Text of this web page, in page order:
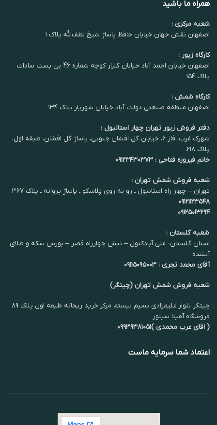
همراه ما باشید
شعبه مرکزی :
اصفهان نقش جهان خیابان حافظ پاساژ شیخ لطف‌الله پلاک ۱
کارگاه زیور :
اصفهان خیابان احمد آباد خیابان گلزار کوچه شماره 46 بن بست سادات
پلاک ۱۵۴
کارگاه شمش :
اصفهان منطقه صنعتی دولت آباد خیابان شهریار پلاک ۱۳۴
دفتر فروش زیور تهران چهار استانبول :
شهرک غرب، فاز ۶، خیابان گل افشان جنوبی، پاساژ گل افشان، طبقه اول،
پلاک ۲۱۸.
خانم فیروزه فتاحی : ۰۹۱۲۳۴۳۰۳۷۳
شعبه فروش شمش تهران :
تهران – چهار راه استانبول ـ رو به روی پلاسکو ـ پاساژ پروانه ـ پلاک 367
۰۹۱۲۱۱۲۳۵۴۸
۰۹۱۲۵۰۱۳۲۹۴
شعبه گلستان :
استان گلستان- علی آبادکتول – نبش چهارراه قصر – بورس سکه و طلای
آبشده
آقای محمد تجری : ۰۹۱۱۵۰۹۵۰۰۳
شعبه فروش شمش تهران (چیتگر)
چیتگر بلوار علیمرادی نسیم بیستم مرکز خرید ریحانه طبقه اول پلاک ۸۹
فروشگاه آمیلا سیلور
( اقای عرب محمدی )۰۹۹۳۹۳۸۱۰۵۱
اعتماد شما سرمایه ماست